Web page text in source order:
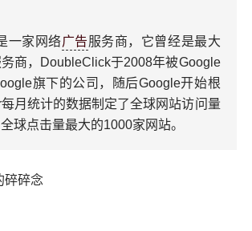
一家网络广告服务商，它曾经是最大
商，DoubleClick于2008年被Google
旗下的公司，随后Google开始根
月统计的数据制定了全球网站访问量
球点击量最大的1000家网站。
碎碎念